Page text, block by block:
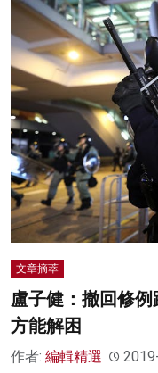
文章摘萃
盧子健：撤回修
方能解困
作者: 編輯精選